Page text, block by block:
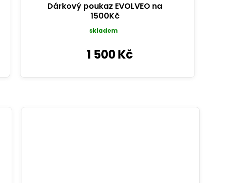
Dárkový poukaz EVOLVEO na
1500Kč
skladem
1 500 Kč